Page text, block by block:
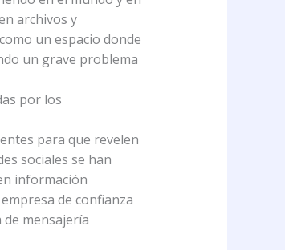
archivos y
un espacio donde
un grave problema
por los
para que revelen
sociales se han
información
de confianza
mensajería